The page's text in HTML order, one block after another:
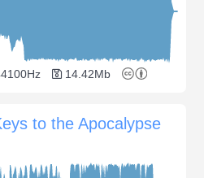
14.42Mb
to the Apocalypse